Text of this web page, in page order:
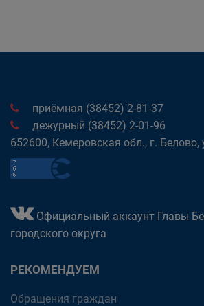
приёмная (38452) 2-81-37
дежурный (38452) 2-01-96
652600, Кемеровская обл., г. Белово,
Официальный аккаунт Главы
городского округа
РЕКОМЕНДУЕМ
Обращения граждан